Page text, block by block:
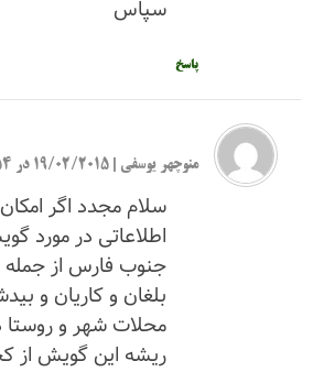
منوچهر یوسفی |19/02/2015 در 12:54
سلام مجدد اگر امکان دارد و
اطلاعاتی در مورد گویش بلوک
جنوب فارس از جمله خودتان ”
بلغان و کاریان و بیدشهر وبقیه
محلات شهر و روستا دارید اصل
ریشه این گویش از کجاست و اصلا